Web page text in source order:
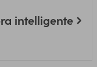
intelligente